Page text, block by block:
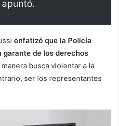
apuntó.
enfatizó que la Policía
de los derechos
busca violentar a la
ser los representantes